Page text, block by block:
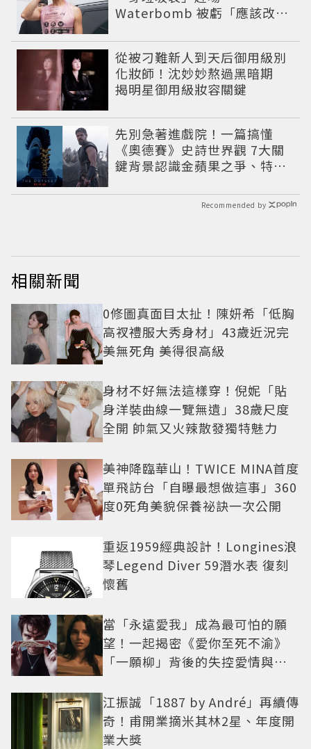
Waterbomb 被虧「應該改名
從被刁難新人到天后御用級別
化妝師！沈妙妙熬過黑暗期
揭明星御用級妝容關鍵
先別急著進戲院！一篇搞懂
《奧德賽》史詩世界觀 7大關
鍵背景認識金蘋果之爭、特洛
Recommended by
相關新聞
0修圖真面目太扯！陳妍希「低胸
高衩禮服大秀身材」43歲近況完
美無死角 美得很高級
身材不好無法這樣穿！倪妮「貼
身洋裝曲線一覽無遺」38歲尺度
全開 帥氣又火辣散發獨特魅力
美神降臨華山！TWICE MINA首度
單飛訪台「自曝最想做這事」360
度0死角美貌保養祕訣一次公開
重返1959經典設計！Longines浪
琴Legend Diver 59潛水表 復刻
懷舊
當「永遠愛我」成為最可怕的願
望！一起揭密《愛你至死不渝》
「一願柳」背後的失控愛情與爆
江振誠「1887 by André」再續傳
奇！甫開業摘米其林2星、年度開
業大獎